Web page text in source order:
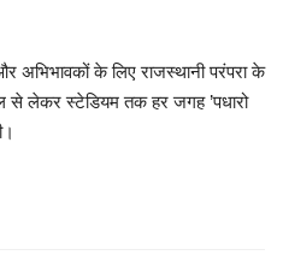
अभिभावकों के लिए राजस्थानी परंपरा के
से लेकर स्टेडियम तक हर जगह ’पधारो